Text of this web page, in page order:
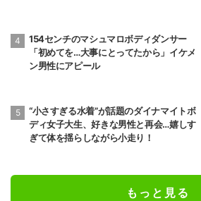
154センチのマシュマロボディダンサー
「初めてを…大事にとってたから」イケメ
ン男性にアピール
“小さすぎる水着”が話題のダイナマイトボ
ディ女子大生、好きな男性と再会…嬉しす
ぎて体を揺らしながら小走り！
もっと見る